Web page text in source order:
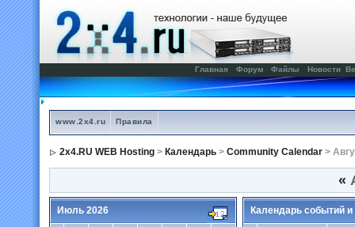
Главная Форум Файлы Новости
www.2x4.ru Правила
2x4.RU WEB Hosting > Календарь > Community Calendar >
«
Июль 2026 Календарь событий